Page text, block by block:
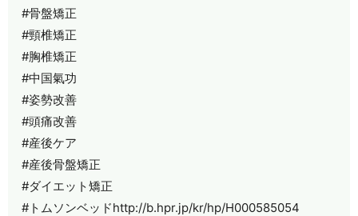
#骨盤矯正
#頸椎矯正
#胸椎矯正
#中国氣功
#姿勢改善
#頭痛改善
#産後ケア
#産後骨盤矯正
#ダイエット矯正
#トムソンベッドhttp://b.hpr.jp/kr/hp/H000585054